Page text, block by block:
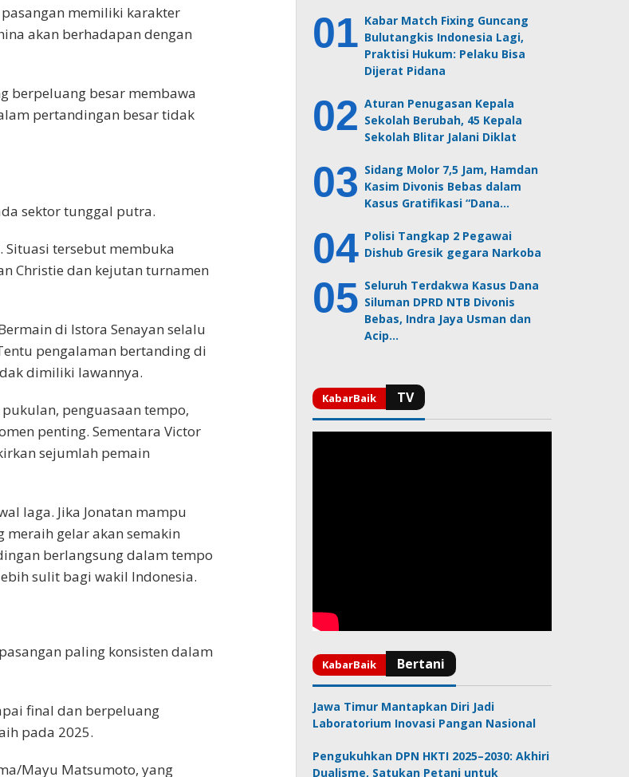
memiliki karakter
akan berhadapan dengan
berpeluang besar membawa
pertandingan besar tidak
sektor tunggal putra.
Situasi tersebut membuka
Christie dan kejutan turnamen
di Istora Senayan selalu
pengalaman bertanding di
dimiliki lawannya.
penguasaan tempo,
penting. Sementara Victor
sejumlah pemain
laga. Jika Jonatan mampu
gelar akan semakin
berlangsung dalam tempo
sulit bagi wakil Indonesia.
paling konsisten dalam
final dan berpeluang
pada 2025.
Mayu Matsumoto, yang
Kabar Match Fixing Guncang
Bulutangkis Indonesia Lagi,
Praktisi Hukum: Pelaku Bisa
Dijerat Pidana
Aturan Penugasan Kepala
Sekolah Berubah, 45 Kepala
Sekolah Blitar Jalani Diklat
Sidang Molor 7,5 Jam, Hamdan
Kasim Divonis Bebas dalam
Kasus Gratifikasi “Dana…
Polisi Tangkap 2 Pegawai
Dishub Gresik gegara Narkoba
Seluruh Terdakwa Kasus Dana
Siluman DPRD NTB Divonis
Bebas, Indra Jaya Usman dan
Acip…
Jawa Timur Mantapkan Diri Jadi
Laboratorium Inovasi Pangan Nasional
Pengukuhkan DPN HKTI 2025–2030: Akhiri
Dualisme, Satukan Petani untuk